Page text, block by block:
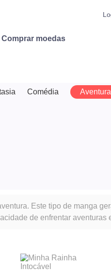
Comprar moedas
Comédia Aventura
Este tipo de manga
de enfrentar aventuras